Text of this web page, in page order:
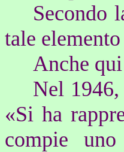
Secondo
tale
Anche
Nel
«Si ha
compie